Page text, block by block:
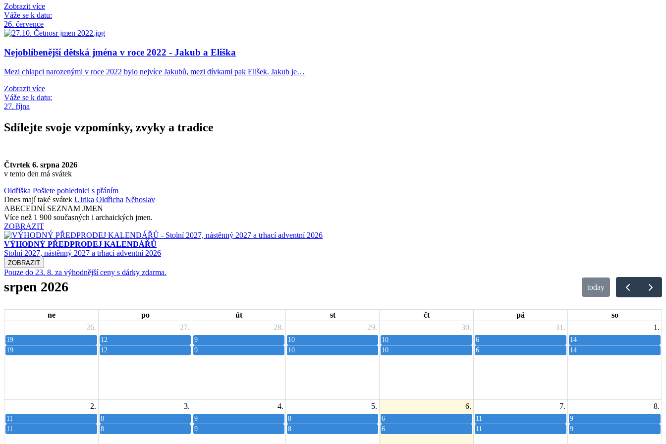
Zobrazit více
Váže se k datu:
26. července
Nejoblíbenější dětská jména v roce 2022 - Jakub a Eliška
Mezi chlapci narozenými v roce 2022 bylo nejvíce Jakubů, mezi dívkami pak Elišek. Jakub je…
Zobrazit více
Váže se k datu:
27. října
Sdílejte svoje vzpomínky, zvyky a tradice
Čtvrtek 6. srpna 2026
v tento den má svátek
Oldřiška Pošlete pohlednici s přáním
Dnes mají také svátek Ulrika Oldřicha Něhoslav
ABECEDNÍ SEZNAM JMEN
Více než 1 900 současných i archaických jmen.
ZOBRAZIT
VÝHODNÝ PŘEDPRODEJ KALENDÁŘŮ
Stolní 2027, nástěnný 2027 a trhací adventní 2026
ZOBRAZIT
Pouze do 23. 8. za výhodnější ceny s dárky zdarma.
srpen 2026 today
ne po út st čt pá
so
26.
19
19
27.
12
12
28.
9
9
29.
10
10
30.
10
10
31.
6
6
1.
14
14
2.
11
11
3.
8
8
4.
9
9
5.
8
8
6.
6
6
7.
11
11
8.
9
9